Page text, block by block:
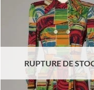
RUPTURE DE